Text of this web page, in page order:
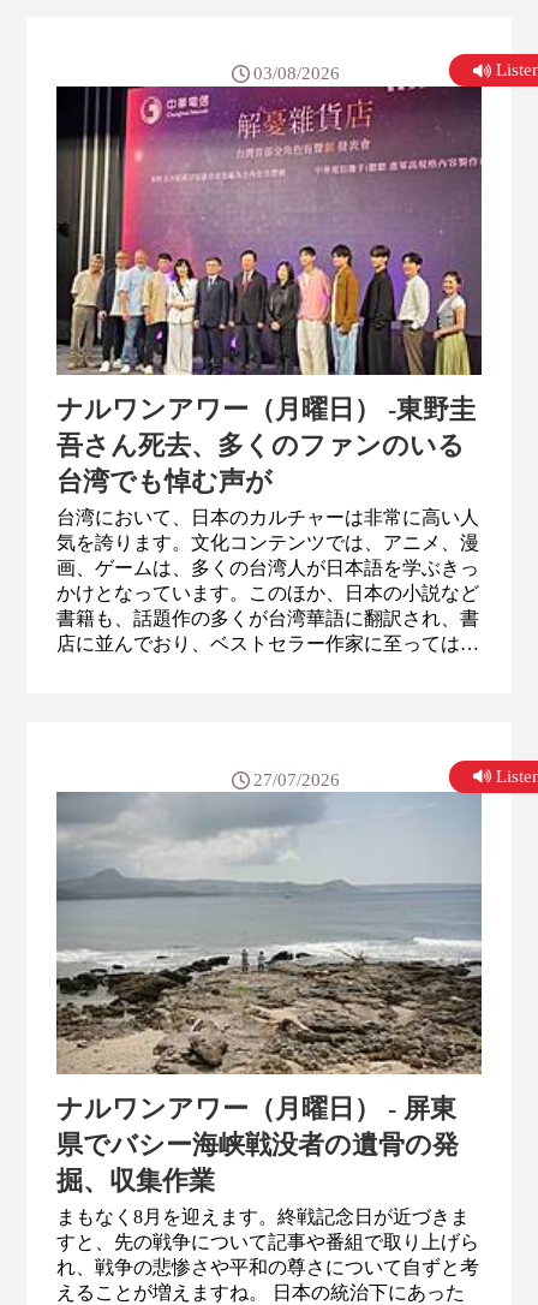
ナルワンアワー（月曜日） -東野圭
吾さん死去、多くのファンのいる
台湾でも悼む声が
台湾において、日本のカルチャーは非常に高い人
気を誇ります。文化コンテンツでは、アニメ、漫
画、ゲームは、多くの台湾人が日本語を学ぶきっ
かけとなっています。このほか、日本の小説など
書籍も、話題作の多くが台湾華語に翻訳され、書
店に並んでおり、ベストセラー作家に至っては、
がりました。台湾において東野圭吾さんの作品は
2013年から...
03/08/2026
ナルワンアワー（月曜日） - 屏東
県でバシー海峡戦没者の遺骨の発
掘、収集作業
まもなく8月を迎えます。終戦記念日が近づきま
すと、先の戦争について記事や番組で取り上げら
れ、戦争の悲惨さや平和の尊さについて自ずと考
えることが増えますね。 日本の統治下にあった
27/07/2026